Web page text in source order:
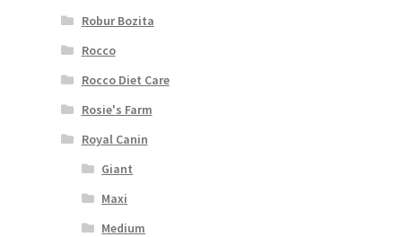
Robur Bozita
Rocco
Rocco Diet Care
Rosie's Farm
Royal Canin
Giant
Maxi
Medium